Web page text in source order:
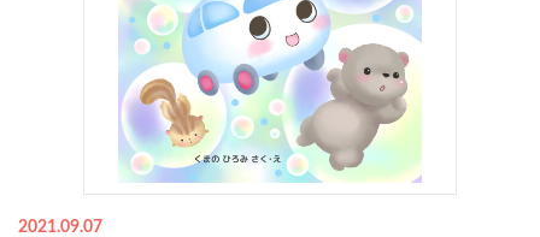
2021.09.07